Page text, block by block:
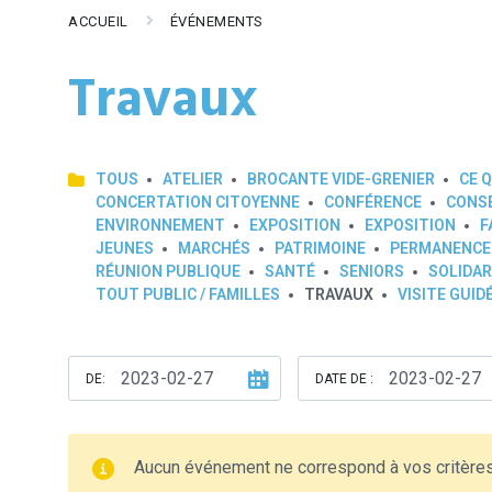
ACCUEIL ÉVÉNEMENTS
Travaux
TOUS ATELIER BROCANTE VIDE-GRENIER CE
CONCERTATION CITOYENNE
CONFÉRENCE
ENVIRONNEMENT
EXPOSITION EXPOSITION
JEUNES
MARCHÉS PATRIMOINE
RÉUNION PUBLIQUE
SANTÉ SENIORS
TOUT PUBLIC / FAMILLES
TRAVAUX VISITE
DE: DATE DE :
Aucun événement ne correspond à vos